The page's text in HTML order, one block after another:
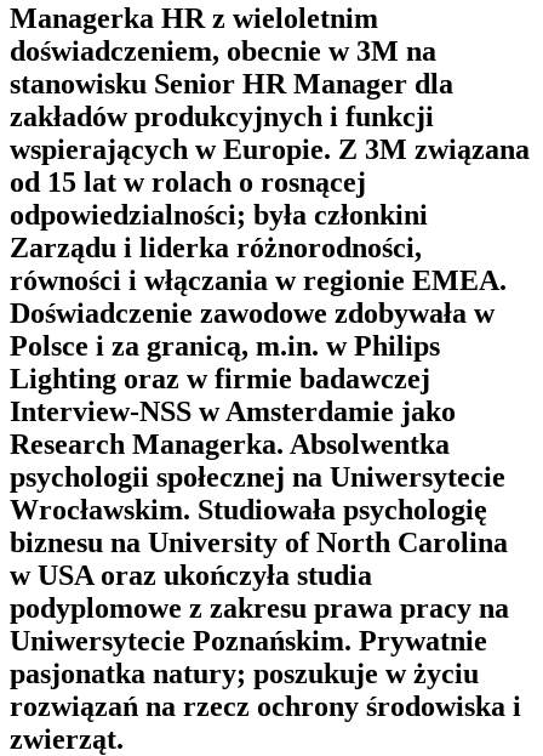
Managerka HR z wieloletnim
doświadczeniem, obecnie w 3M na
stanowisku Senior HR Manager dla
zakładów produkcyjnych i funkcji
wspierających w Europie. Z 3M związana
od 15 lat w rolach o rosnącej
odpowiedzialności; była członkini
Zarządu i liderka różnorodności,
równości i włączania w regionie EMEA.
Doświadczenie zawodowe zdobywała w
Polsce i za granicą, m.in. w Philips
Lighting oraz w firmie badawczej
Interview-NSS w Amsterdamie jako
Research Managerka. Absolwentka
psychologii społecznej na Uniwersytecie
Wrocławskim. Studiowała psychologię
biznesu na University of North Carolina
w USA oraz ukończyła studia
podyplomowe z zakresu prawa pracy na
Uniwersytecie Poznańskim. Prywatnie
pasjonatka natury; poszukuje w życiu
rozwiązań na rzecz ochrony środowiska i
zwierząt.